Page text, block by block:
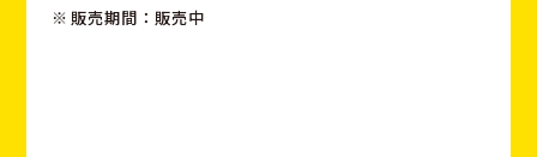
販売期間：販売中